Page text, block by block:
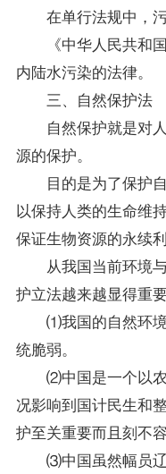
在单行法规中，污
《中华人民共和国
内陆水污染的法律。
三、自然保护法
自然保护就是对人
源的保护。
目的是为了保护自
以保持人类的生命维
保证生物资源的永续利
从我国当前环境与
护立法越来越显得重要
⑴我国的自然环境
统脆弱。
⑵中国是一个以农
况影响到国计民生和
护至关重要而且刻不容
⑶中国虽然幅员辽